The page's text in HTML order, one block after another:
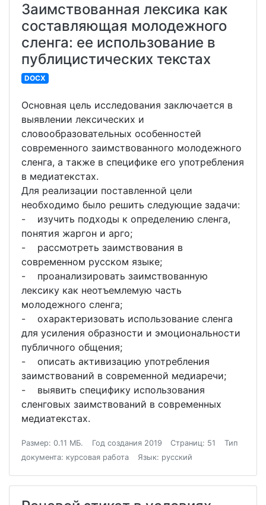
Заимствованная лексика как
составляющая молодежного
сленга: ее использование в
публицистических текстах
DOCX
Основная цель исследования заключается в
выявлении лексических и
словообразовательных особенностей
современного заимствованного молодежного
сленга, а также в специфике его употребления
в медиатекстах.
Для реализации поставленной цели
необходимо было решить следующие задачи:
- изучить подходы к определению сленга,
понятия жаргон и арго;
- рассмотреть заимствования в
современном русском языке;
- проанализировать заимствованную
лексику как неотъемлемую часть
молодежного сленга;
- охарактеризовать использование сленга
для усиления образности и эмоциональности
публичного общения;
- описать активизацию употребления
заимствований в современной медиаречи;
- выявить специфику использования
сленговых заимствований в современных
медиатекстах.
Размер: 0.11 МБ. Год создания 2019 Страниц: 51
Тип
документа: курсовая работа
Язык: русский